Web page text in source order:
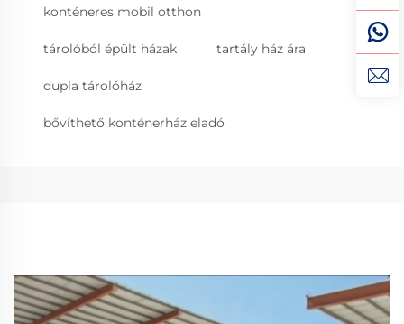
konténeres mobil otthon
tárolóból épült házak tartály ház ára
dupla tárolóház
bővíthető konténerház eladó